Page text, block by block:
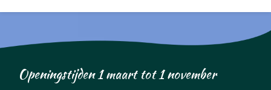
Openingstijden 1 maart tot 1 november